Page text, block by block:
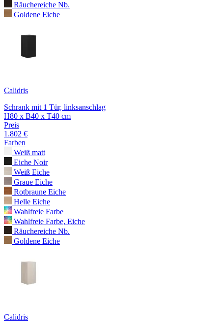
Räuchereiche Nb.
Goldene Eiche
Calidris
Schrank mit 1 Tür, linksanschlag
H80 x B40 x T40 cm
Preis
1.802 €
Farben
Weiß matt
Eiche Noir
Weiß Eiche
Graue Eiche
Rotbraune Eiche
Helle Eiche
Wahlfreie Farbe
Wahlfreie Farbe, Eiche
Räuchereiche Nb.
Goldene Eiche
Calidris